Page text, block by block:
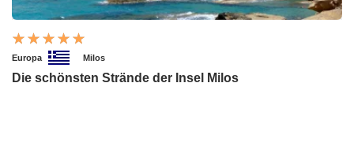
Europa Milos
Die schönsten Strände der Insel Milos